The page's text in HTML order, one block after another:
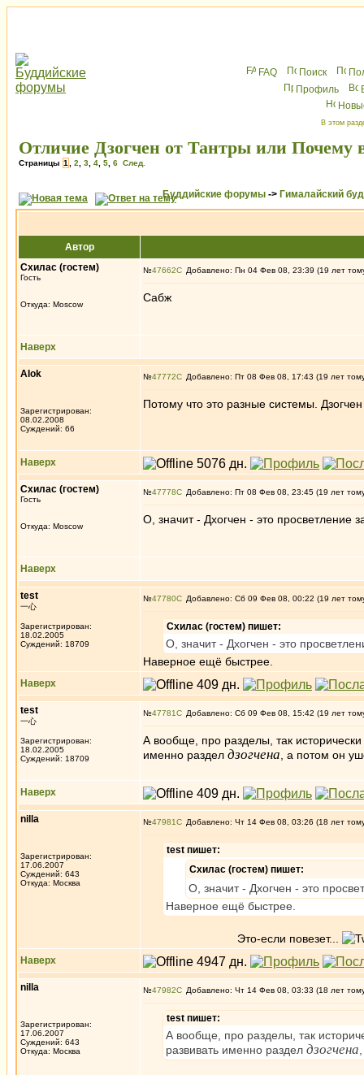
FAQ Поиск
Профиль
В этом
Отличие Дзогчен от Тантры или Почему
Страницы 1 2 3 4 5 6 След.
Буддийские форумы -> Гималайский
Автор
Схилас (гостем)
Гость
Откуда: Moscow
№47662 Добавлено: Пн 04 Фев 08, 23:39 (19 лет
Сабж
Наверх
Alok
Зарегистрирован:
08.02.2008
Суждений: 66
№47772 Добавлено: Пт 08 Фев 08, 17:43 (19 лет
Потому что это разные системы.
Наверх
Схилас (гостем)
Гость
Откуда: Moscow
№47778 Добавлено: Пт 08 Фев 08, 23:45 (19 лет
О, значит - Дхогчен - это просветление
Наверх
test
一心
Зарегистрирован:
18.02.2005
Суждений: 18709
№47780 Добавлено: Сб 09 Фев 08, 00:22 (19 лет
Схилас (гостем) пишет:
О, значит - Дхогчен - это
Наверное ещё быстрее.
Наверх
test
一心
Зарегистрирован:
18.02.2005
Суждений: 18709
№47781 Добавлено: Сб 09 Фев 08, 15:42 (19 лет
А вообще, про разделы, так
именно раздел дзогчена , а потом он
Наверх
nilla
Зарегистрирован:
17.06.2007
Суждений: 643
Откуда: Москва
№47981 Добавлено: Чт 14 Фев 08, 03:26 (18 лет
test пишет:
Схилас (гостем) пишет:
О, значит - Дхогчен - это
Наверное ещё быстрее.
Это-если повезет...
Наверх
nilla
Зарегистрирован:
17.06.2007
Суждений: 643
Откуда: Москва
№47982 Добавлено: Чт 14 Фев 08, 03:33 (18 лет
test пишет:
А вообще, про разделы, так
развивать именно раздел дзогчена